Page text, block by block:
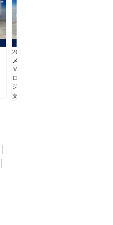
2017(H29) 走行3.9万km
メルセデス・ベンツ Ｖクラス
Ｖ２２０ｄ アバンギャルド
ロング
支払総額